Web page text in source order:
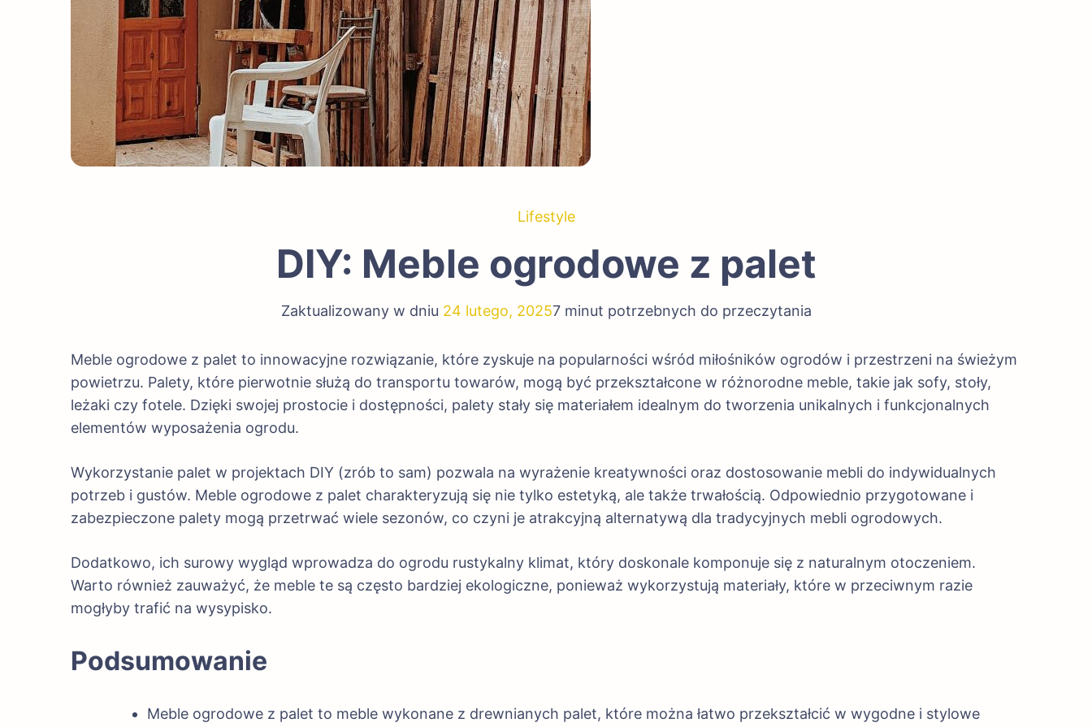
Lifestyle
DIY: Meble ogrodowe z palet
Zaktualizowany w dniu 24 lutego, 20257 minut potrzebnych do przeczytania
Meble ogrodowe z palet to innowacyjne rozwiązanie, które zyskuje na popularności wśród miłośników ogrodów i przestrzeni na świeżym
powietrzu. Palety, które pierwotnie służą do transportu towarów, mogą być przekształcone w różnorodne meble, takie jak sofy, stoły,
leżaki czy fotele. Dzięki swojej prostocie i dostępności, palety stały się materiałem idealnym do tworzenia unikalnych i funkcjonalnych
elementów wyposażenia ogrodu.
Wykorzystanie palet w projektach DIY (zrób to sam) pozwala na wyrażenie kreatywności oraz dostosowanie mebli do indywidualnych
potrzeb i gustów. Meble ogrodowe z palet charakteryzują się nie tylko estetyką, ale także trwałością. Odpowiednio przygotowane i
zabezpieczone palety mogą przetrwać wiele sezonów, co czyni je atrakcyjną alternatywą dla tradycyjnych mebli ogrodowych.
Dodatkowo, ich surowy wygląd wprowadza do ogrodu rustykalny klimat, który doskonale komponuje się z naturalnym otoczeniem.
Warto również zauważyć, że meble te są często bardziej ekologiczne, ponieważ wykorzystują materiały, które w przeciwnym razie
mogłyby trafić na wysypisko.
Podsumowanie
Meble ogrodowe z palet to meble wykonane z drewnianych palet, które można łatwo przekształcić w wygodne i stylowe